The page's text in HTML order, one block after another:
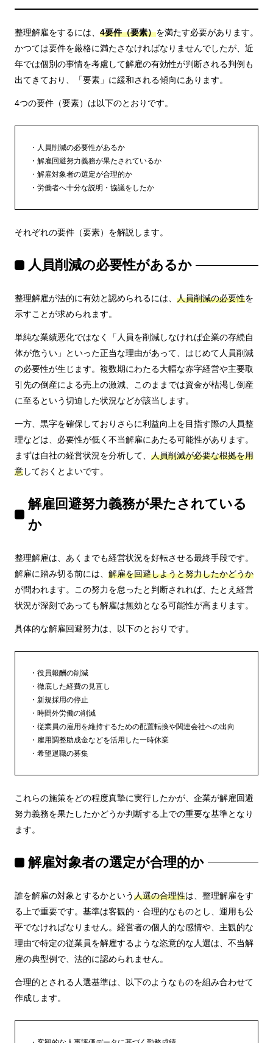
整理解雇をするには、 4要件（要素）を満たす必要があります。
かつては要件を厳格に満たさなければなりませんでしたが、近
年では個別の事情を考慮して解雇の有効性が判断される判例も
出てきており、「要素」に緩和される傾向にあります。
4つの要件（要素）は以下のとおりです。
人員削減の必要性があるか
解雇回避努力義務が果たされているか
解雇対象者の選定が合理的か
労働者へ十分な説明・協議をしたか
それぞれの要件（要素）を解説します。
人員削減の必要性があるか
整理解雇が法的に有効と認められるには、 人員削減の必要性を
示すことが求められます。
単純な業績悪化ではなく「人員を削減しなければ企業の存続自
体が危うい」といった正当な理由があって、はじめて人員削減
の必要性が生じます。複数期にわたる大幅な赤字経営や主要取
引先の倒産による売上の激減、このままでは資金が枯渇し倒産
に至るという切迫した状況などが該当します。
一方、黒字を確保しておりさらに利益向上を目指す際の人員整
理などは、必要性が低く不当解雇にあたる可能性があります。
まずは自社の経営状況を分析して、 人員削減が必要な根拠を用
意しておくとよいです。
解雇回避努力義務が果たされている
か
整理解雇は、あくまでも経営状況を好転させる最終手段です。
解雇に踏み切る前には、 解雇を回避しようと努力したかどうか
が問われます。この努力を怠ったと判断されれば、たとえ経営
状況が深刻であっても解雇は無効となる可能性が高まります。
具体的な解雇回避努力は、以下のとおりです。
役員報酬の削減
徹底した経費の見直し
新規採用の停止
時間外労働の削減
従業員の雇用を維持するための配置転換や関連会社への出向
雇用調整助成金などを活用した一時休業
希望退職の募集
これらの施策をどの程度真摯に実行したかが、企業が解雇回避
努力義務を果たしたかどうか判断する上での重要な基準となり
ます。
解雇対象者の選定が合理的か
誰を解雇の対象とするかという人選の合理性は、整理解雇をす
る上で重要です。基準は客観的・合理的なものとし、運用も公
平でなければなりません。経営者の個人的な感情や、主観的な
理由で特定の従業員を解雇するような恣意的な人選は、不当解
雇の典型例で、法的に認められません。
合理的とされる人選基準は、以下のようなものを組み合わせて
作成します。